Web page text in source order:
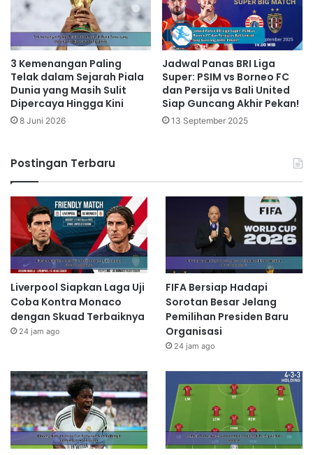
3 Kemenangan Paling
Telak dalam Sejarah Piala
Dunia yang Masih Sulit
Dipercaya Hingga Kini
8 Juni 2026
Jadwal Panas BRI Liga
Super: PSIM vs Borneo FC
dan Persija vs Bali United
Siap Guncang Akhir Pekan!
13 September 2025
Postingan Terbaru
Liverpool Siapkan Laga Uji
Coba Kontra Monaco
dengan Skuad Terbaiknya
24 jam ago
FIFA Bersiap Hadapi
Sorotan Besar Jelang
Pemilihan Presiden Baru
Organisasi
24 jam ago